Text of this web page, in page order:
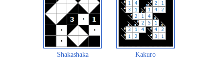
Shakashaka Kakuro